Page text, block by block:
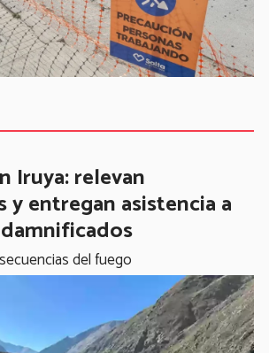
Iruya: relevan
y entregan asistencia a
del fuego